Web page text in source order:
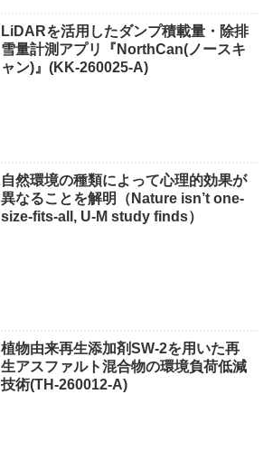
LiDARを活用したダンプ積載量・除排
雪量計測アプリ『NorthCan(ノースキ
ャン)』(KK-260025-A)
自然環境の種類によって心理的効果が
異なることを解明（Nature isn’t one-
size-fits-all, U-M study finds）
植物由来再生添加剤SW-2を用いた再
生アスファルト混合物の環境負荷低減
技術(TH-260012-A)